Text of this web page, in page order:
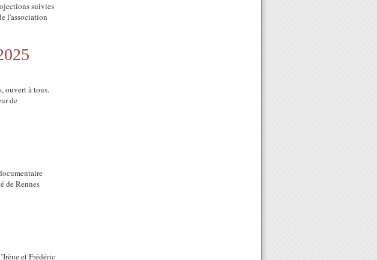
suivies
l'association
ouvert à tous.
de
de Rennes
et Frédéric